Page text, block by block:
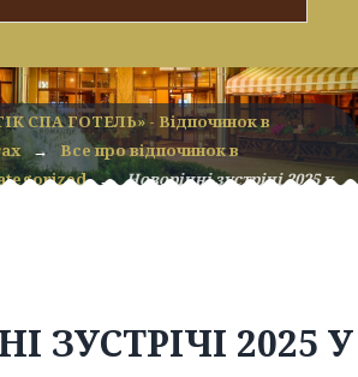
СПА ГОТЕЛЬ» - Відпочинок в
→
Все про відпочинок в
→ Новорічні зустрічі 2025 у
ЗУСТРІЧІ 2025 У